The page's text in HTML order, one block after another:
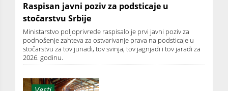
Raspisan javni poziv za podsticaje u
stočarstvu Srbije
Ministarstvo poljoprivrede raspisalo je prvi javni poziv za
podnošenje zahteva za ostvarivanje prava na podsticaje u
stočarstvu za tov junadi, tov svinja, tov jagnjadi i tov jaradi za
2026. godinu.